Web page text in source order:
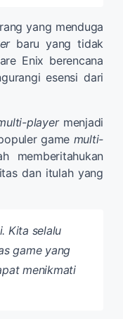
yang menduga
baru yang tidak
Enix berencana
esensi dari
playermenjadi
game multi-
memberitahukan
dan itulah yang
Kita selalu
game yang
menikmati